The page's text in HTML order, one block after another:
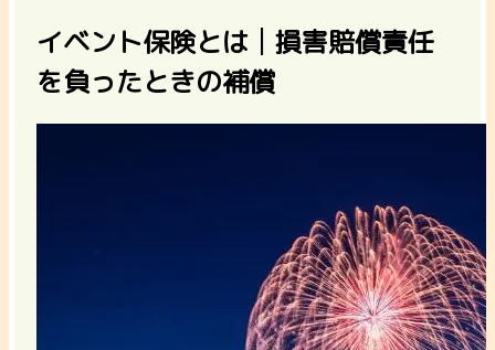
イベント保険とは│損害賠償責任
を負ったときの補償